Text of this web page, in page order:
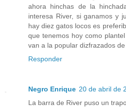
ahora hinchas de la
interesa River, si ganamos y
hay diez gatos locos es
que tenemos hoy como
van a la popular dizfrazados de
Responder
Negro Enrique 20 de abril de
La barra de River puso un